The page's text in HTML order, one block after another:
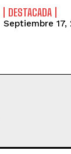
DESTACADA
Septiembre 17,